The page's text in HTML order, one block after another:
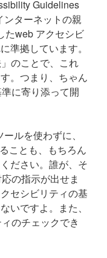
Guidelines
ターネットの親
たweb アクセシビ
準拠しています。
のことで、これ
。つまり、ちゃん
に寄り添って開
ルを使わずに、
ことも、もちろん
ださい。誰が、そ
の指示が出せま
セシビリティの基
いですよ。また、
のチェックでき